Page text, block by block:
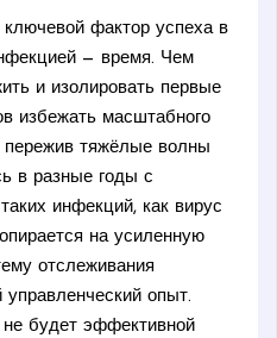
фактор успеха в
— время. Чем
и изолировать первые
избежать масштабного
пережив тяжёлые волны
в разные годы с
инфекций, как вирус
на усиленную
отслеживания
управленческий опыт.
будет эффективной